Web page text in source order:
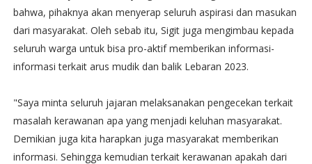
bahwa, pihaknya akan menyerap seluruh aspirasi dan masukan
dari masyarakat. Oleh sebab itu, Sigit juga mengimbau kepada
seluruh warga untuk bisa pro-aktif memberikan informasi-
informasi terkait arus mudik dan balik Lebaran 2023.
"Saya minta seluruh jajaran melaksanakan pengecekan terkait
masalah kerawanan apa yang menjadi keluhan masyarakat.
Demikian juga kita harapkan juga masyarakat memberikan
informasi. Sehingga kemudian terkait kerawanan apakah dari